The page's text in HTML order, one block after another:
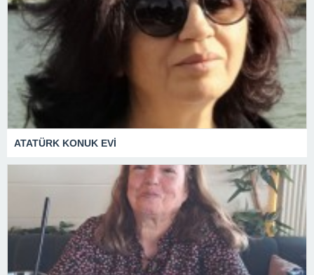
ATATÜRK KONUK EVİ